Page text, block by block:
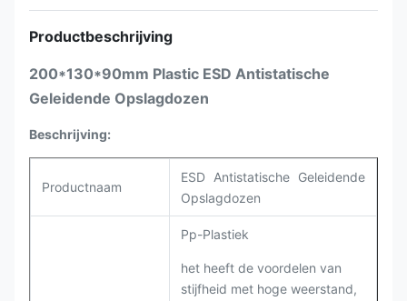
Productbeschrijving
200*130*90mm Plastic ESD Antistatische
Geleidende Opslagdozen
Beschrijving:
Productnaam
ESD Antistatische Geleidende
Opslagdozen
Pp-Plastiek
het heeft de voordelen van
stijfheid met hoge weerstand,